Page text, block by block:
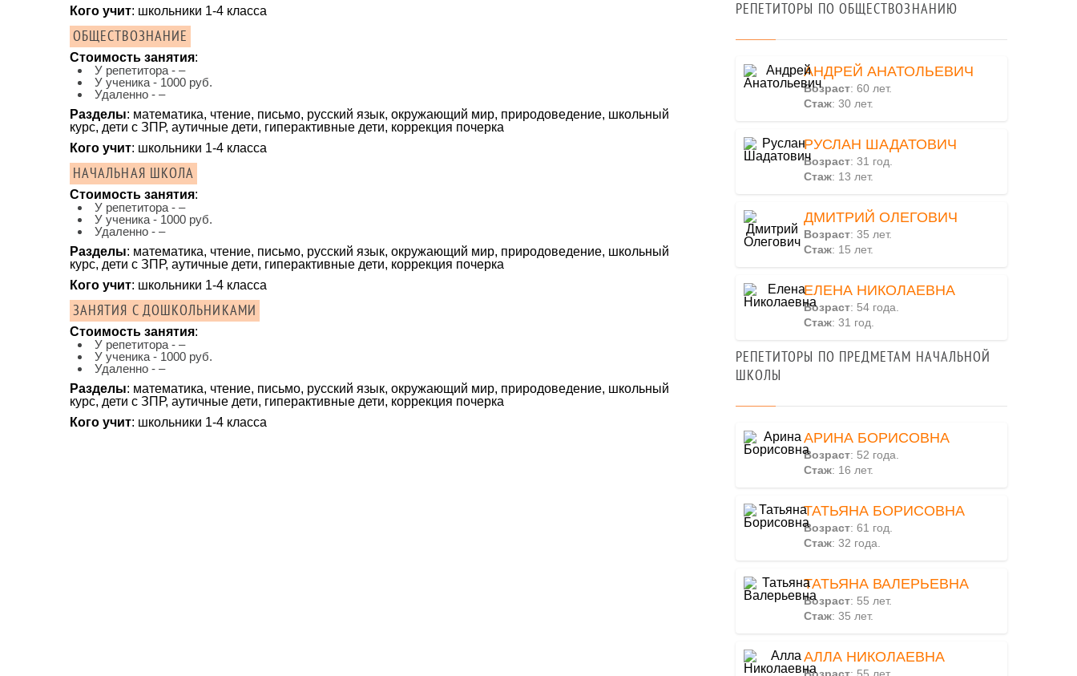
Кого учит: школьники 1-4 класса
ОБЩЕСТВОЗНАНИЕ
Стоимость занятия:
У репетитора - –
У ученика - 1000 руб.
Удаленно - –
Разделы: математика, чтение, письмо, русский язык, окружающий мир, природоведение, школьный
курс, дети с ЗПР, аутичные дети, гиперактивные дети, коррекция почерка
Кого учит: школьники 1-4 класса
НАЧАЛЬНАЯ ШКОЛА
Стоимость занятия:
У репетитора - –
У ученика - 1000 руб.
Удаленно - –
Разделы: математика, чтение, письмо, русский язык, окружающий мир, природоведение, школьный
курс, дети с ЗПР, аутичные дети, гиперактивные дети, коррекция почерка
Кого учит: школьники 1-4 класса
ЗАНЯТИЯ С ДОШКОЛЬНИКАМИ
Стоимость занятия:
У репетитора - –
У ученика - 1000 руб.
Удаленно - –
Разделы: математика, чтение, письмо, русский язык, окружающий мир, природоведение, школьный
курс, дети с ЗПР, аутичные дети, гиперактивные дети, коррекция почерка
Кого учит: школьники 1-4 класса
РЕПЕТИТОРЫ ПО ОБЩЕСТВОЗНАНИЮ
АНДРЕЙ АНАТОЛЬЕВИЧ
Возраст: 60 лет.
Стаж: 30 лет.
РУСЛАН ШАДАТОВИЧ
Возраст: 31 год.
Стаж: 13 лет.
ДМИТРИЙ ОЛЕГОВИЧ
Возраст: 35 лет.
Стаж: 15 лет.
ЕЛЕНА НИКОЛАЕВНА
Возраст: 54 года.
Стаж: 31 год.
РЕПЕТИТОРЫ ПО ПРЕДМЕТАМ НАЧАЛЬНОЙ
ШКОЛЫ
АРИНА БОРИСОВНА
Возраст: 52 года.
Стаж: 16 лет.
ТАТЬЯНА БОРИСОВНА
Возраст: 61 год.
Стаж: 32 года.
ТАТЬЯНА ВАЛЕРЬЕВНА
Возраст: 55 лет.
Стаж: 35 лет.
АЛЛА НИКОЛАЕВНА